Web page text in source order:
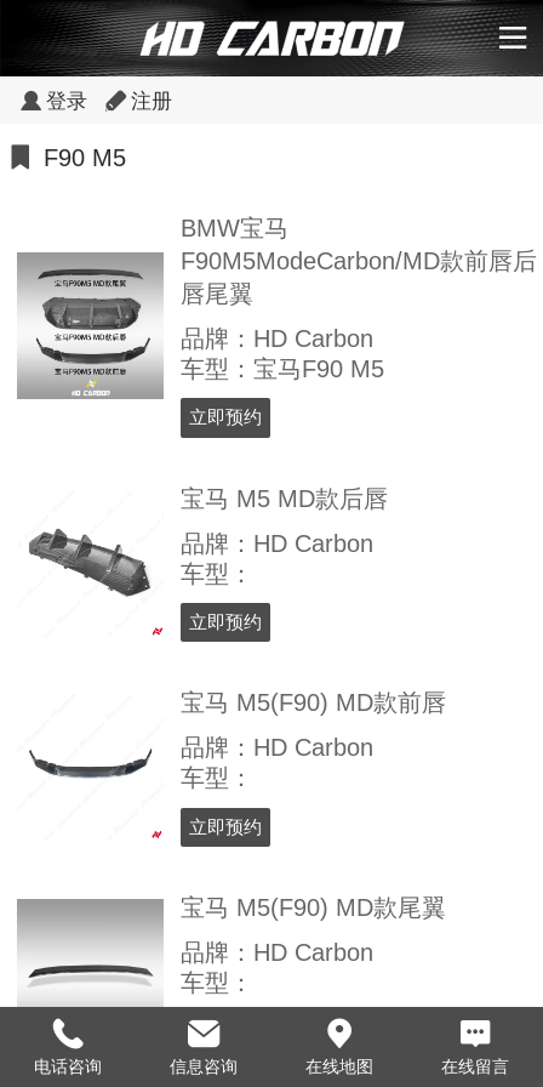
登录 注册
F90 M5
BMW宝马
F90M5ModeCarbon/MD款前唇后
唇尾翼
品牌：HD Carbon
车型：宝马F90 M5
立即预约
宝马 M5 MD款后唇
品牌：HD Carbon
车型：
立即预约
宝马 M5(F90) MD款前唇
品牌：HD Carbon
车型：
立即预约
宝马 M5(F90) MD款尾翼
品牌：HD Carbon
车型：
立即预约
电话咨询 信息咨询 在线地图 在线留言